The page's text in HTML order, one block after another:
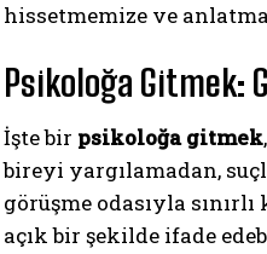
hissetmemize ve
Psikoloğa Gitmek:
İşte bir psikoloğa gitmek
bireyi yargılamadan,
görüşme odasıyla
açık bir şekilde ifade